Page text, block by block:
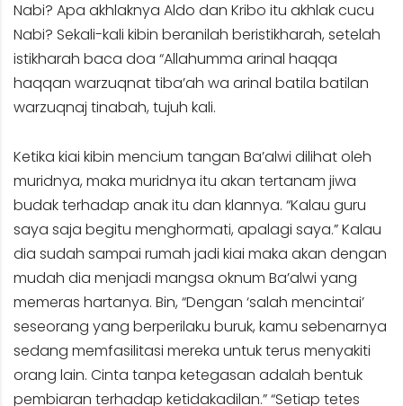
Nabi? Apa akhlaknya Aldo dan Kribo itu akhlak cucu
Nabi? Sekali-kali kibin beranilah beristikharah, setelah
istikharah baca doa “Allahumma arinal haqqa
haqqan warzuqnat tiba’ah wa arinal batila batilan
warzuqnaj tinabah, tujuh kali.
Ketika kiai kibin mencium tangan Ba’alwi dilihat oleh
muridnya, maka muridnya itu akan tertanam jiwa
budak terhadap anak itu dan klannya. “Kalau guru
saya saja begitu menghormati, apalagi saya.” Kalau
dia sudah sampai rumah jadi kiai maka akan dengan
mudah dia menjadi mangsa oknum Ba’alwi yang
memeras hartanya. Bin, “Dengan ‘salah mencintai’
seseorang yang berperilaku buruk, kamu sebenarnya
sedang memfasilitasi mereka untuk terus menyakiti
orang lain. Cinta tanpa ketegasan adalah bentuk
pembiaran terhadap ketidakadilan.” “Setiap tetes